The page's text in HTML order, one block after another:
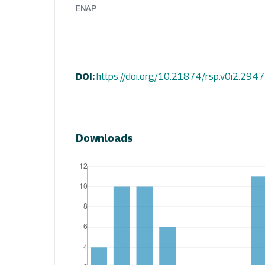
ENAP
DOI:https://doi.org/10.21874/rsp.v0i2.2947
Downloads